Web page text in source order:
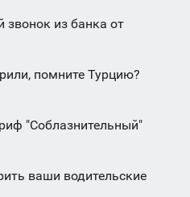
из банка от
помните Турцию?
"Соблазнительный"
ваши водительские